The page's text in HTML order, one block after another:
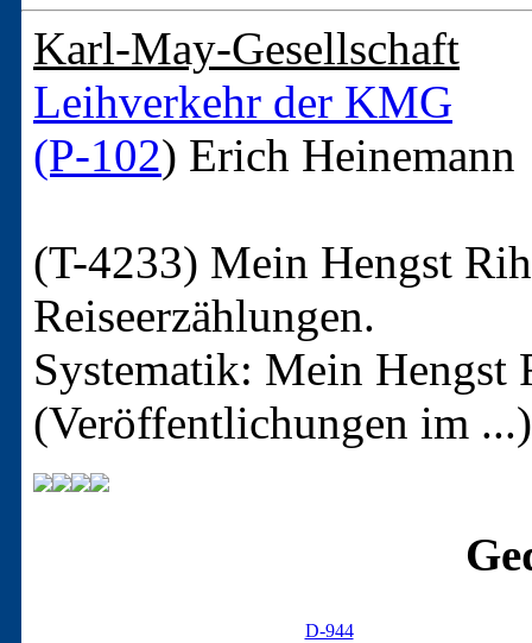
Karl-May-Gesellschaft
Leihverkehr der KMG
(P-102) Erich Heinemann
(T-4233) Mein Hengst
Reiseerzählungen.
Systematik: Mein
(Veröffentlichungen im ...)
D-944